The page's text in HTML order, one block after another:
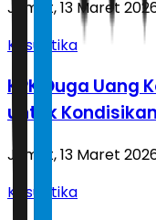
Jumat, 13 Maret
Kasuistika
KPK Duga Uang
untuk
Jumat, 13 Maret
Kasuistika